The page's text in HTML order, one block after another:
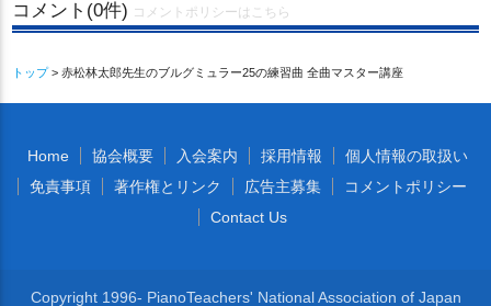
コメント(0件) コメントポリシーはこちら
トップ> 赤松林太郎先生のブルグミュラー25の練習曲 全曲マスター講座
Home 協会概要 入会案内 採用情報
個人情報の取扱い
免責事項
著作権とリンク 広告主募集
コメントポリシー
Contact Us
Copyright 1996- PianoTeachers' National Association of Japan